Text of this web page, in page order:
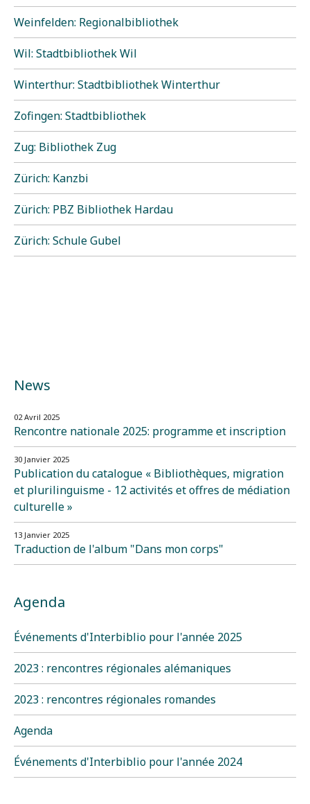
Weinfelden: Regionalbibliothek
Wil: Stadtbibliothek Wil
Winterthur: Stadtbibliothek Winterthur
Zofingen: Stadtbibliothek
Zug: Bibliothek Zug
Zürich: Kanzbi
Zürich: PBZ Bibliothek Hardau
Zürich: Schule Gubel
News
02 Avril 2025
Rencontre nationale 2025: programme et inscription
30 Janvier 2025
Publication du catalogue « Bibliothèques, migration
et plurilinguisme - 12 activités et offres de médiation
culturelle »
13 Janvier 2025
Traduction de l'album "Dans mon corps"
Agenda
Événements d'Interbiblio pour l'année 2025
2023 : rencontres régionales alémaniques
2023 : rencontres régionales romandes
Agenda
Événements d'Interbiblio pour l'année 2024